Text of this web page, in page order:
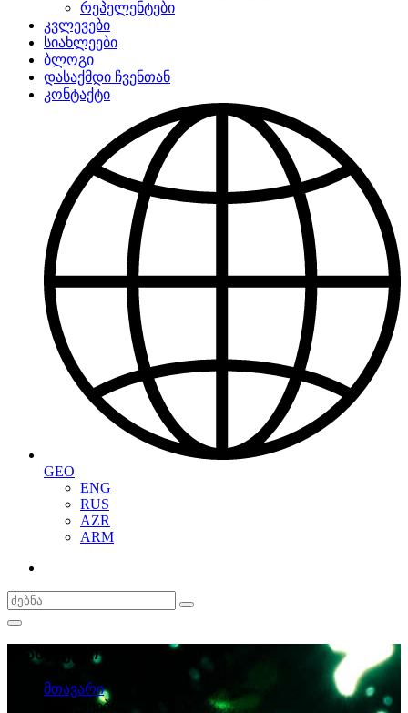
რეპელენტები
კვლევები
სიახლეები
ბლოგი
დასაქმდი ჩვენთან
კონტაქტი
GEO
ENG
RUS
AZR
ARM
სიახლეები
მთავარი
სიახლეები